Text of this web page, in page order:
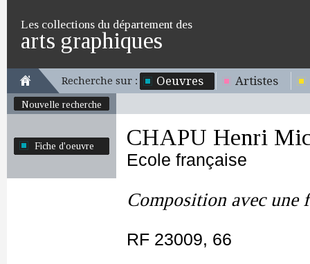
Les collections du département des
arts graphiques
Recherche sur : Oeuvres Artistes
Nouvelle recherche
Fiche d'oeuvre CHAPU Henri
Ecole française
Composition avec une
RF 23009, 66